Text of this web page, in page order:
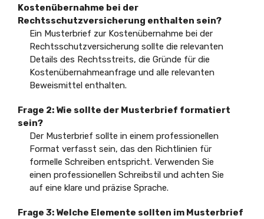
Kostenübernahme bei der
Rechtsschutzversicherung enthalten sein?
Ein Musterbrief zur Kostenübernahme bei der
Rechtsschutzversicherung sollte die relevanten
Details des Rechtsstreits, die Gründe für die
Kostenübernahmeanfrage und alle relevanten
Beweismittel enthalten.
Frage 2: Wie sollte der Musterbrief formatiert
sein?
Der Musterbrief sollte in einem professionellen
Format verfasst sein, das den Richtlinien für
formelle Schreiben entspricht. Verwenden Sie
einen professionellen Schreibstil und achten Sie
auf eine klare und präzise Sprache.
Frage 3: Welche Elemente sollten im Musterbrief